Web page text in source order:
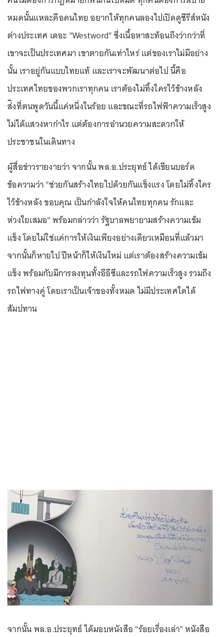
หมดนั้นแหละคือคนไทย อยากให้ทุกคนลองไปเปิดดูซีรีส์หนัง
ต่างประเทศ เดอะ "Westword" ซึ่งเนื้อหาสะท้อนถึงว่ากว่าที่
เขาจะเป็นประเทศมา เขาตายกันเท่าไหร่ แต่ของเราไม่มีอย่าง
นั้น เราอยู่กันแบบไทยแท้ และเราจะพัฒนาต่อไป นี้คือ
ประเทศไทยของพวกเราทุกคน เราต้องไม่ทิ้งใครไว้ข้างหลัง
ส่ิงที่ตนพูดวันนี้แค่หนึ่งในร้อย และขณะที่รถไฟฟ้าความเร็วสูง
ไม่ได้แสวงหากำไร แต่ต้องการอำนวยความสะดวกให้
ประชาชนในเดินทาง
ผู้สื่อข่าวรายงายว่า จากนั้น พล.อ.ประยุทธ์ ได้เขียนบอร์ด
ข้อความว่า "ช่วยกันสร้างไทยไปด้วยกันแข็งแรง โดยไม่ทิ้งใคร
ไว้ข้างหลัง ขอบคุณ เป็นกำลังใจให้คนไทยทุกคน รักและ
ห่วงใยเสมอ" พร้อมกล่าวว่า รัฐบาลพยายามสร้างความเข้ม
แข็ง โดยไม่ใช่แค่การให้เงินเพียงอย่างเดียวเหมือนที่แล้วมา
จากนั้นก็หายไป ปีหน้าก็ให้เงินใหม่ แต่เราต้องสร้างความเข้ม
แข็ง พร้อมกับมีการลงทุนทั้งอีอีซีและรถไฟความเร็วสูง รวมถึง
รถไฟทางคู่ โดยเราเป็นเจ้าของทั้งหมด ไม่มีประเทศใดได้
สัมปทาน
จากนั้น พล.อ.ประยุทธ์ ได้มอบหนังสือ "ร้อยเรื่องเล่า" หนังสือ